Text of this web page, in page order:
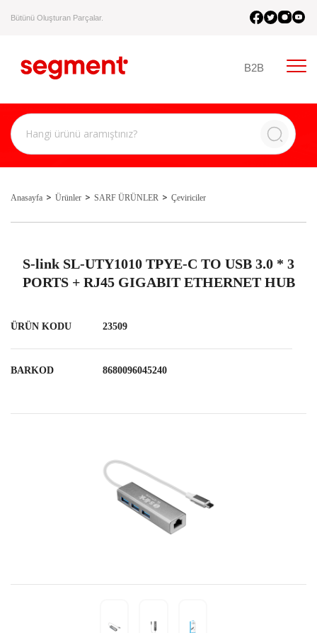
Bütünü Oluşturan Parçalar.
B2B
Anasayfa Ürünler SARF ÜRÜNLER Çeviriciler
S-link SL-UTY1010 TPYE-C TO USB 3.0 * 3
PORTS + RJ45 GIGABIT ETHERNET HUB
ÜRÜN KODU 23509
BARKOD 8680096045240